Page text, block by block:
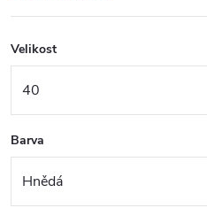
Velikost
Barva